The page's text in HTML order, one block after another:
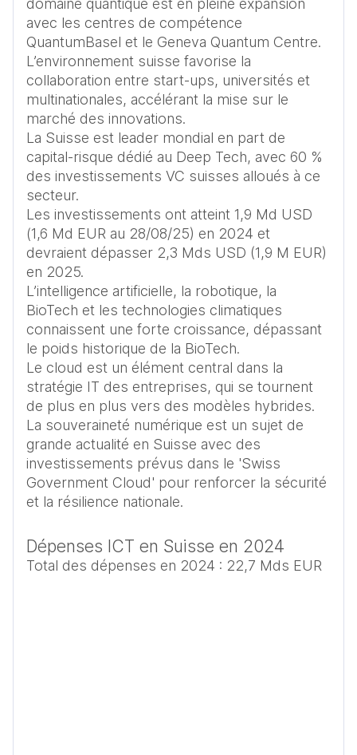
domaine quantique est en pleine expansion
avec les centres de compétence
QuantumBasel et le Geneva Quantum Centre.
L’environnement suisse favorise la
collaboration entre start-ups, universités et
multinationales, accélérant la mise sur le
marché des innovations.
La Suisse est leader mondial en part de
capital-risque dédié au Deep Tech, avec 60 %
des investissements VC suisses alloués à ce
secteur.
Les investissements ont atteint 1,9 Md USD
(1,6 Md EUR au 28/08/25) en 2024 et
devraient dépasser 2,3 Mds USD (1,9 M EUR)
en 2025.
L’intelligence artificielle, la robotique, la
BioTech et les technologies climatiques
connaissent une forte croissance, dépassant
le poids historique de la BioTech.
Le cloud est un élément central dans la
stratégie IT des entreprises, qui se tournent
de plus en plus vers des modèles hybrides.
La souveraineté numérique est un sujet de
grande actualité en Suisse avec des
investissements prévus dans le 'Swiss
Government Cloud' pour renforcer la sécurité
Dépenses ICT en Suisse en 2024
Total des dépenses en 2024 : 22,7 Mds EUR